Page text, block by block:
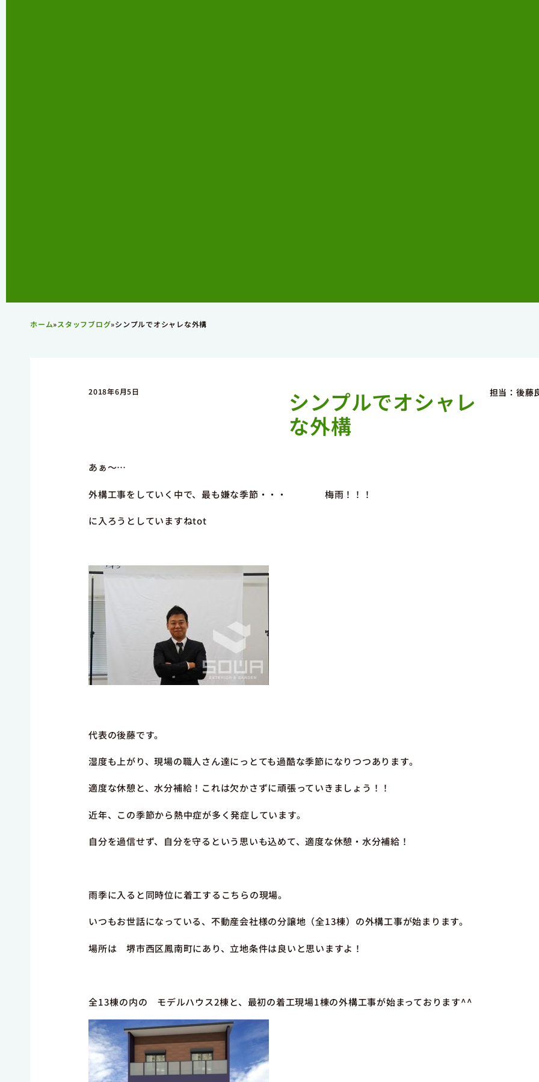
ホーム»スタッフブログ»シンプルでオシャレな外構
2018年6月5日
シンプルでオシャレ
な外構
担当：後藤
あぁ～…
外構工事をしていく中で、最も嫌な季節・・・ 梅雨！！！
に入ろうとしていますねtot
代表の後藤です。
湿度も上がり、現場の職人さん達にっとても過酷な季節になりつつあります。
適度な休憩と、水分補給！これは欠かさずに頑張っていきましょう！！
近年、この季節から熱中症が多く発症しています。
自分を過信せず、自分を守るという思いも込めて、適度な休憩・水分補給！
雨季に入ると同時位に着工するこちらの現場。
いつもお世話になっている、不動産会社様の分譲地（全13棟）の外構工事が始まります。
場所は 堺市西区鳳南町にあり、立地条件は良いと思いますよ！
全13棟の内の モデルハウス2棟と、最初の着工現場1棟の外構工事が始まっております^^